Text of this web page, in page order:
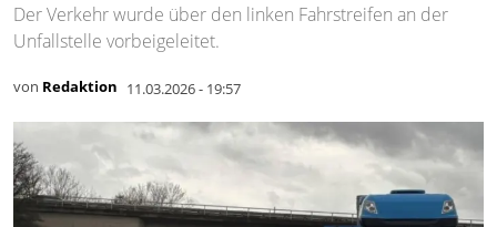
Der Verkehr wurde über den linken Fahrstreifen an der
Unfallstelle vorbeigeleitet.
von Redaktion 11.03.2026 - 19:57